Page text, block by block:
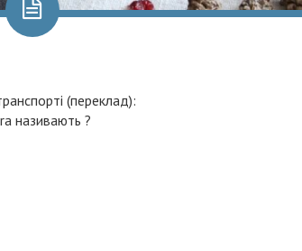
(переклад):
називають ?